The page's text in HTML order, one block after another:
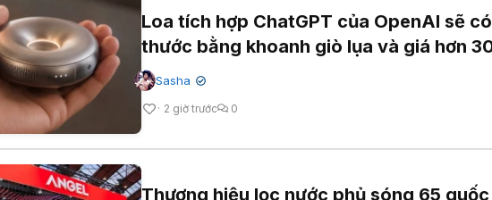
Loa tích hợp ChatGPT của OpenAI sẽ
thước bằng khoanh giò lụa và giá hơn
Sasha ✔
2 giờ trước 0
Thương hiệu lọc nước phủ sóng 65